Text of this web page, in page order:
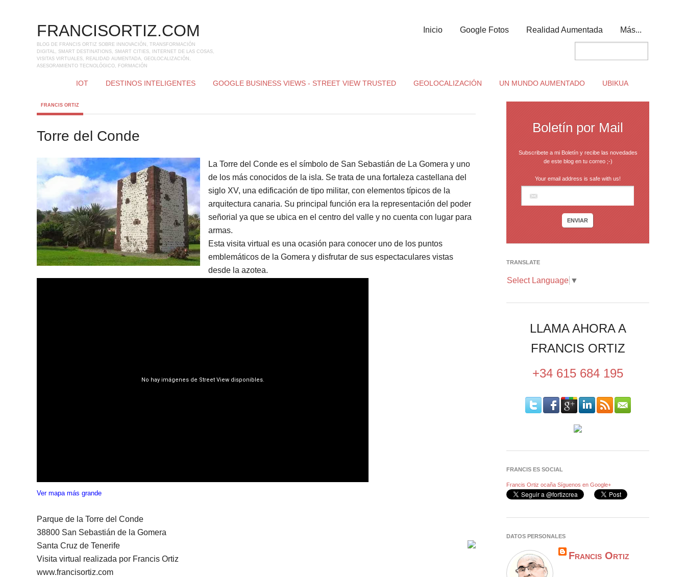
FRANCISORTIZ.COM
BLOG DE FRANCIS ORTIZ SOBRE INNOVACIÓN, TRANSFORMACIÓN
DIGITAL, SMART DESTINATIONS, SMART CITIES, INTERNET DE LAS COSAS,
VISITAS VIRTUALES, REALIDAD AUMENTADA, GEOLOCALIZACIÓN,
ASESORAMIENTO TECNOLÓGICO, FORMACIÓN
Inicio Google Fotos Realidad Aumentada Más...
IOT DESTINOS INTELIGENTES GOOGLE BUSINESS VIEWS - STREET VIEW TRUSTED GEOLOCALIZACIÓN UN MUNDO AUMENTADO UBIKUA
FRANCIS ORTIZ
Torre del Conde
La Torre del Conde es el símbolo de San Sebastián de La Gomera y uno
de los más conocidos de la isla. Se trata de una fortaleza castellana del
siglo XV, una edificación de tipo militar, con elementos típicos de la
arquitectura canaria. Su principal función era la representación del poder
señorial ya que se ubica en el centro del valle y no cuenta con lugar para
armas.
Esta visita virtual es una ocasión para conocer uno de los puntos
emblemáticos de la Gomera y disfrutar de sus espectaculares vistas
desde la azotea.
Ver mapa más grande
Parque de la Torre del Conde
38800 San Sebastián de la Gomera
Santa Cruz de Tenerife
Visita virtual realizada por Francis Ortiz
www.francisortiz.com
Boletín por Mail
Subscribete a mi Boletín y recibe las novedades
de este blog en tu correo ;-)
Your email address is safe with us!
TRANSLATE
Select Language ▼
LLAMA AHORA A
FRANCIS ORTIZ
+34 615 684 195
FRANCIS ES SOCIAL
Francis Ortiz ocaña Síguenos en Google+
DATOS PERSONALES
Francis Ortiz